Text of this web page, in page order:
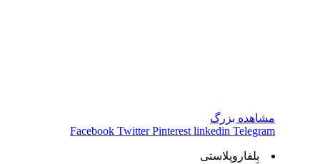
مشاهده بزرگ
Facebook Twitter Pinterest linkedin Telegram
بِلفاروپلاستی